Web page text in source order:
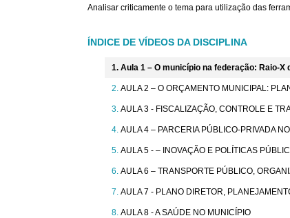
Analisar criticamente o tema para utilização das
ÍNDICE DE VÍDEOS DA DISCIPLINA
Aula 1 – O município na federação: Raio-X
AULA 2 – O ORÇAMENTO MUNICIPAL:
AULA 3 - FISCALIZAÇÃO, CONTROLE E
AULA 4 – PARCERIA PÚBLICO-PRIVADA
AULA 5 - – INOVAÇÃO E POLÍTICAS
AULA 6 – TRANSPORTE PÚBLICO,
AULA 7 - PLANO DIRETOR,
AULA 8 - A SAÚDE NO MUNICÍPIO